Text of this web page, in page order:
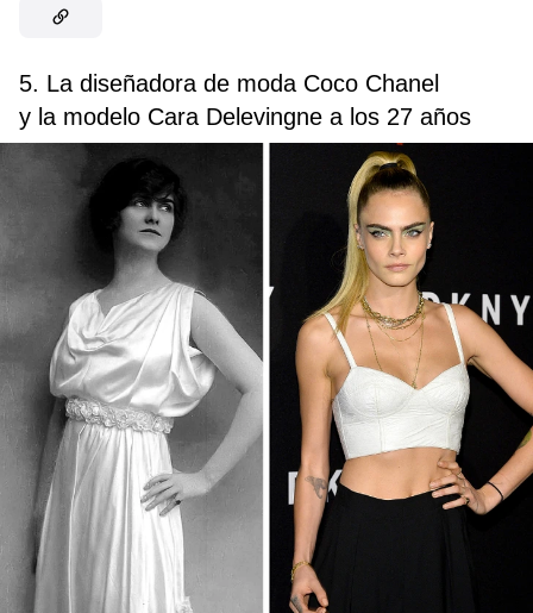
5. La diseñadora de moda Coco Chanel
y la modelo Cara Delevingne a los 27 años